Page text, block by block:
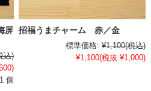
屏
込)
個
招福うまチャーム 赤／金
標準価格: ¥1,100(税込)
¥1,100(税抜 ¥1,000)